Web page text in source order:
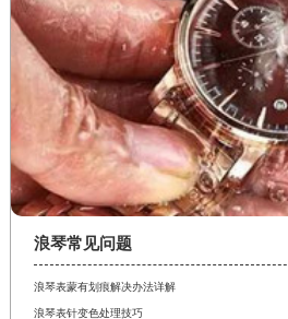
浪琴常见问题
浪琴表蒙有划痕解决办法详解
浪琴表针变色处理技巧